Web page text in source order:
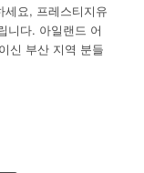
요, 프레스티지유
니다. 아일랜드 어
신 부산 지역 분들